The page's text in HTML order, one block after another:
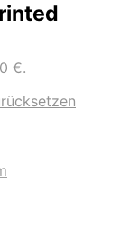
€.